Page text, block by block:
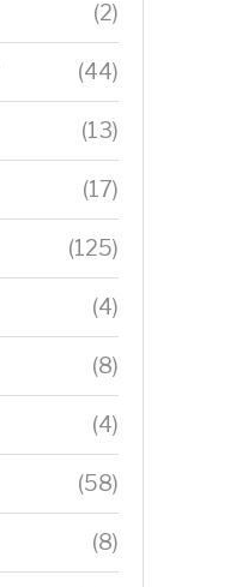
(2)
(44)
(13)
(17)
(125)
(4)
(8)
(4)
(58)
(8)